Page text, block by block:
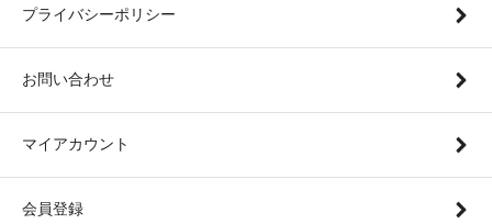
プライバシーポリシー
お問い合わせ
マイアカウント
会員登録